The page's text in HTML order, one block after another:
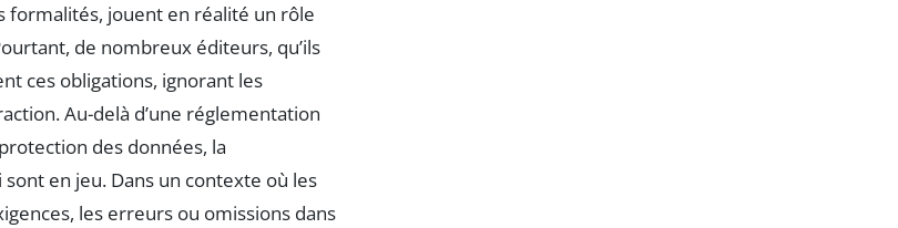
formalités, jouent en réalité un rôle
de nombreux éditeurs, qu’ils
ces obligations, ignorant les
Au-delà d’une réglementation
des données, la
en jeu. Dans un contexte où les
les erreurs ou omissions dans